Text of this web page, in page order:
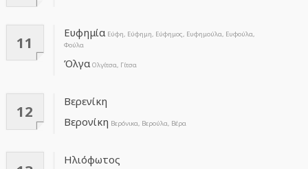
11
Ευφημία Εύφη, Εύφημη, Εύφημος, Ευφημούλα, Ευφούλα,
Φούλα
Όλγα Ολγίτσα, Γίτσα
12
Βερενίκη
Βερονίκη Βερόνικα, Βερούλα, Βέρα
Ηλιόφωτος